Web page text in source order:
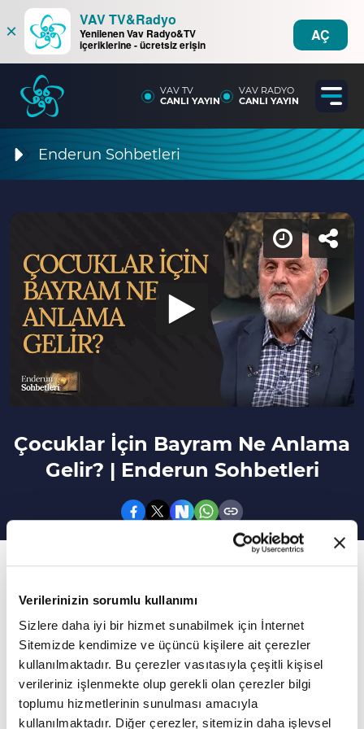
Verilerinizin sorumlu kullanımı
Sizlere daha iyi bir hizmet sunabilmek için İnternet
Sitemizde kendimize ve üçüncü kişilere ait çerezler
kullanılmaktadır. Bu çerezler vasıtasıyla çeşitli kişisel
verileriniz işlenmekte olup gerekli olan çerezler bilgi
toplumu hizmetlerinin sunulması amacıyla
kullanılmaktadır. Diğer çerezler, sitemizin daha işlevsel
×
VAV TV&Radyo
Yenilenen Vav Radyo&TV
içeriklerine - ücretsiz erişin
AÇ
VAV TV
CANLI YAYIN
VAV RADYO
CANLI YAYIN
Enderun Sohbetleri
Çocuklar İçin Bayram Ne Anlama
Gelir? | Enderun Sohbetleri
143. Bölüm
Edebiyattan sanata kültürden medeniyete,
tarihten musikiye kadar birçok konunun
masaya yatırılacağı ve özünde insanın olacağı
Enderun Sohbetleri, Prof. Dr. İsmail Güleç'in
sunumuyla sizlerle...